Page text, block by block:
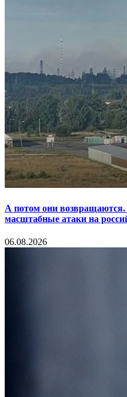
А потом они возвращаются.
масштабные атаки на
06.08.2026